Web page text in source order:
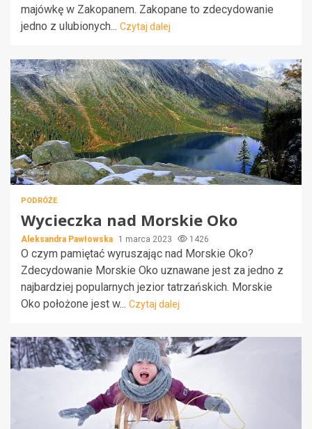
majówkę w Zakopanem. Zakopane to zdecydowanie
jedno z ulubionych... Czytaj dalej
PODRÓŻE
Wycieczka nad Morskie Oko
Aleksandra Pawłowska 1 marca 2023 1426
O czym pamiętać wyruszając nad Morskie Oko?
Zdecydowanie Morskie Oko uznawane jest za jedno z
najbardziej popularnych jezior tatrzańskich. Morskie
Oko położone jest w... Czytaj dalej